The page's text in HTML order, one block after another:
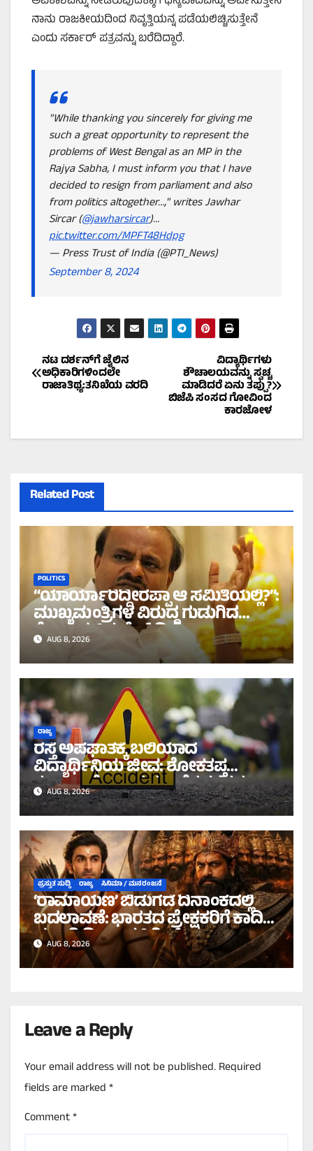
ನಾನು ರಾಜಕೀಯದಿಂದ ನಿವೃತ್ತಿಯನ್ನ ಪಡೆಯಲಿಚ್ಚಿಸುತ್ತೇನೆ
ಎಂದು ಸರ್ಕಾರ್‌ ಪತ್ರವನ್ನು ಬರೆದಿದ್ದಾರೆ.
"While thanking you sincerely for giving me
such a great opportunity to represent the
problems of West Bengal as an MP in the
Rajya Sabha, I must inform you that I have
decided to resign from parliament and also
from politics altogether…," writes Jawhar
Sircar (@jawharsircar)…
pic.twitter.com/MPFT48Hdpg
— Press Trust of India (@PTI_News)
September 8, 2024
Post
navigation
ವಿದ್ಯಾರ್ಥಿಗಳು
ಶೌಚಾಲಯವನ್ನು ಸ್ವಚ್ಚ
ಮಾಡಿದರೆ ಏನು ತಪ್ಪು?
ಬಿಜೆಪಿ ಸಂಸದ ಗೋವಿಂದ
ಕಾರಜೋಳ
ನಟ ದರ್ಶನ್‌ಗೆ ಜೈಲಿನ
ಅಧಿಕಾರಿಗಳಿಂದಲೇ
ರಾಜಾತಿಥ್ಯ:ತನಿಖೆಯ ವರದಿ
Related Post
POLITICS
“ಯಾರ್ಯಾರಿದ್ದೀರಪ್ಪಾ ಆ ಸಮಿತಿಯಲ್ಲಿ?”:
ಮುಖ್ಯಮಂತ್ರಿಗಳ ವಿರುದ್ಧ ಗುಡುಗಿದ
ಕೇಂದ್ರ ಸಚಿವ ಹೆಚ್.ಡಿ.ಕೆ!
AUG 8, 2026
ರಾಜ್ಯ
ರಸ್ತೆ ಅಪಘಾತಕ್ಕೆ ಬಲಿಯಾದ
ವಿದ್ಯಾರ್ಥಿನಿಯ ಜೀವ: ಶೋಕತಪ್ತ
ಕುಟುಂಬಕ್ಕೆ 10 ಲಕ್ಷ ರೂ. ನೆರವು ಪ್ರಕಟ!
AUG 8, 2026
ಪ್ರಸ್ತುತ ಸುದ್ದಿ ರಾಜ್ಯ ಸಿನಿಮಾ / ಮನರಂಜನೆ
‘ರಾಮಾಯಣ’ ಬಿಡುಗಡೆ ದಿನಾಂಕದಲ್ಲಿ
ಬದಲಾವಣೆ: ಭಾರತದ ಪ್ರೇಕ್ಷಕರಿಗೆ ಕಾದಿದೆ
ಭರ್ಜರಿ ದೀಪಾವಳಿ ಗಿಫ್ಟ್!
AUG 8, 2026
Leave a Reply
Your email address will not be published.Required
fields are marked*
Comment*